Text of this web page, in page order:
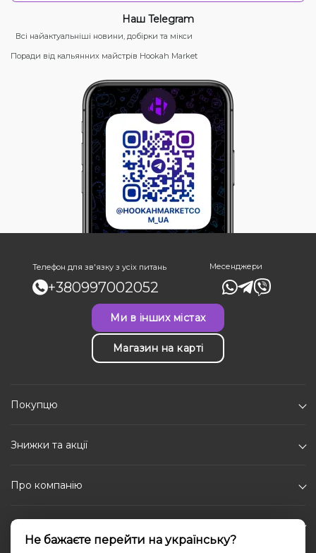
Наш Telegram
Всі найактуальніші новини, добірки та мікси
Поради від кальянних майстрів Hookah Market
Телефон для зв'язку з усіх питань
+380997002052
Месенджери
Ми в інших містах
Магазин на карті
Покупцю
Знижки та акції
Про компанію
Каталог
Не бажаєте перейти на українську?